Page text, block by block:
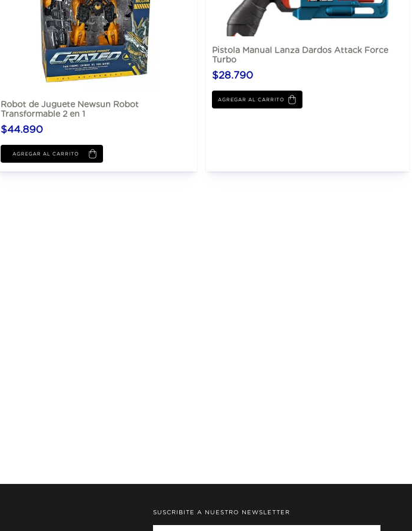
Robot de Juguete Newsun Robot
Transformable 2 en 1
$44.890
Pistola Manual Lanza Dardos Attack Force
Turbo
$28.790
AGREGAR AL CARRITO
SUSCRIBITE A NUESTRO NEWSLETTER